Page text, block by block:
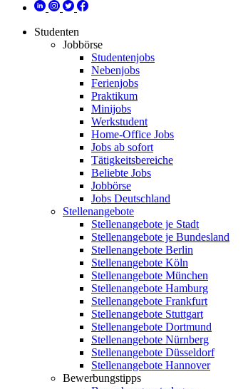
Studenten
Jobbörse
Studentenjobs
Nebenjobs
Ferienjobs
Praktikum
Minijobs
Werkstudent
Home-Office Jobs
Jobs ab sofort
Tätigkeitsbereiche
Beliebte Jobs
Jobbörse
Jobs Deutschland
Stellenangebote
Stellenangebote je Stadt
Stellenangebote je Bundesland
Stellenangebote Berlin
Stellenangebote Köln
Stellenangebote München
Stellenangebote Hamburg
Stellenangebote Frankfurt
Stellenangebote Stuttgart
Stellenangebote Dortmund
Stellenangebote Nürnberg
Stellenangebote Düsseldorf
Stellenangebote Hannover
Bewerbungstipps